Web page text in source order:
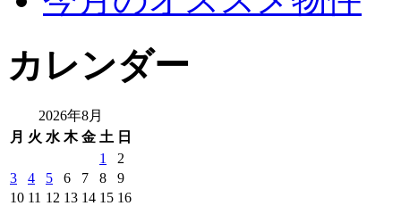
カレンダー
2026年8月
月 火 水 木 金 土 日
1
2
3
4 5 6 7 8
9
10 11 12 13 14 15 16